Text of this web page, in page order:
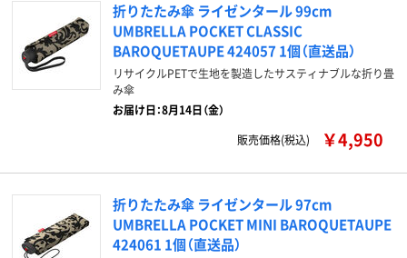
折りたたみ傘 ライゼンタール 99cm
UMBRELLA POCKET CLASSIC
BAROQUETAUPE 424057 1個（直送品）
リサイクルPETで生地を製造したサスティナブルな折り畳
み傘
お届け日：8月14日（金）
販売価格(税込)
￥4,950
折りたたみ傘 ライゼンタール 97cm
UMBRELLA POCKET MINI BAROQUETAUPE
424061 1個（直送品）